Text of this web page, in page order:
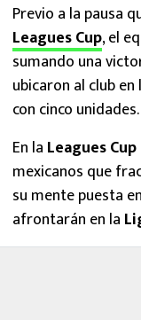
Previo a la pausa
Leagues Cup, el
sumando una
ubicaron al club
con cinco unidades.
En la Leagues Cup
mexicanos que
su mente puesta
afrontarán en la